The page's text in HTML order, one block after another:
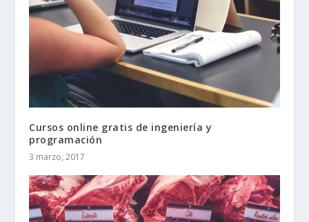
Cursos online gratis de ingeniería y
programación
3 marzo, 2017